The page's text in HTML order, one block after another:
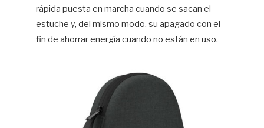
rápida puesta en marcha cuando se sacan el
estuche y, del mismo modo, su apagado con el
fin de ahorrar energía cuando no están en uso.